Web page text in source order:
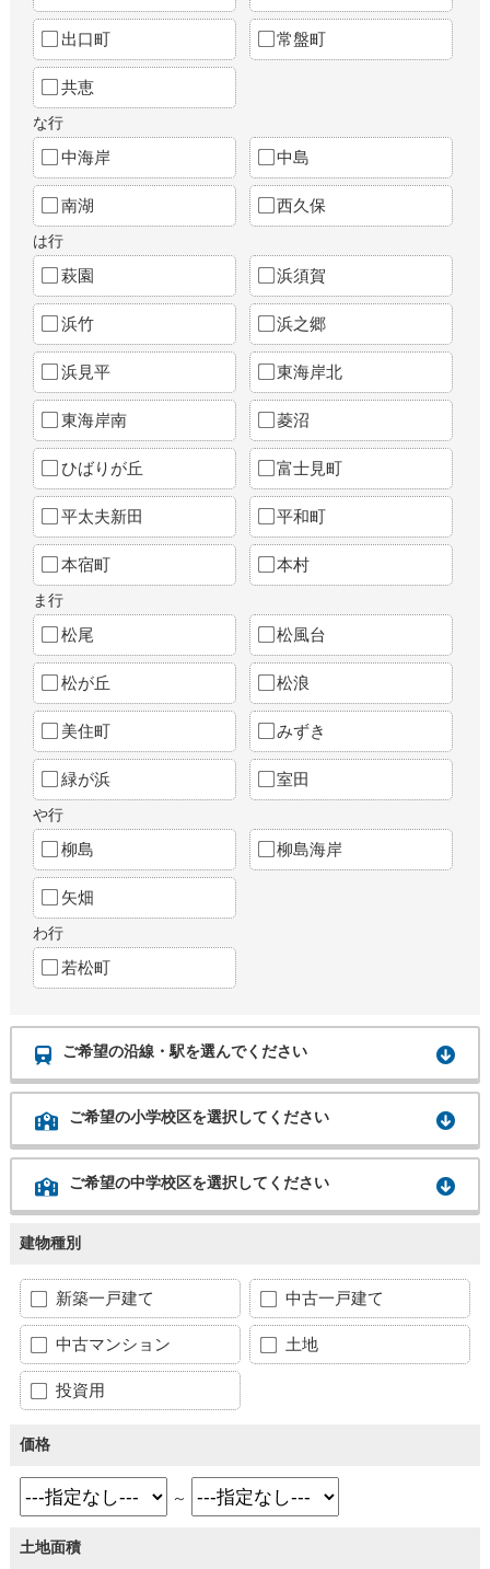
出口町 常盤町
共恵
な行
中海岸 中島
南湖 西久保
は行
萩園 浜須賀
浜竹 浜之郷
浜見平 東海岸北
東海岸南 菱沼
ひばりが丘 富士見町
平太夫新田 平和町
本宿町 本村
ま行
松尾 松風台
松が丘 松浪
美住町 みずき
緑が浜 室田
や行
柳島 柳島海岸
矢畑
わ行
若松町
ご希望の沿線・駅を選んでください
ご希望の小学校区を選択してください
ご希望の中学校区を選択してください
建物種別
新築一戸建て 中古一戸建て
中古マンション 土地
投資用
価格
～
土地面積